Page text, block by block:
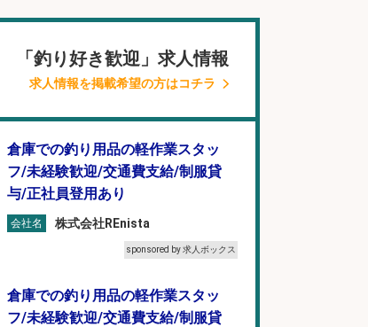
「釣り好き歓迎」求人情報
求人情報を掲載希望の方はコチラ
倉庫での釣り用品の軽作業スタッ
フ/未経験歓迎/交通費支給/制服貸
与/正社員登用あり
会社名 株式会社REnista
sponsored by 求人ボックス
倉庫での釣り用品の軽作業スタッ
フ/未経験歓迎/交通費支給/制服貸